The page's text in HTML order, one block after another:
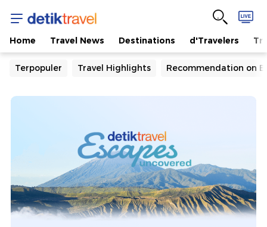
Home Travel News Destinations d'Travelers
Terpopuler Travel Highlights Recommendation on